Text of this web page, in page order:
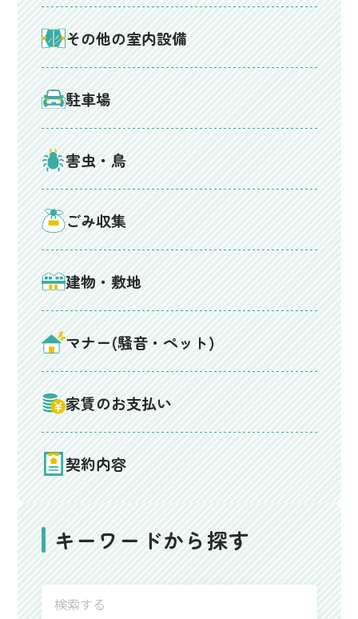
その他の室内設備
駐車場
害虫・鳥
ごみ収集
建物・敷地
マナー(騒音・ペット)
家賃のお支払い
契約内容
キーワードから探す